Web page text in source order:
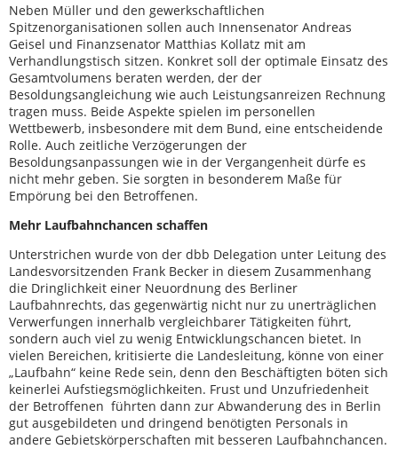
Neben Müller und den gewerkschaftlichen
Spitzenorganisationen sollen auch Innensenator Andreas
Geisel und Finanzsenator Matthias Kollatz mit am
Verhandlungstisch sitzen. Konkret soll der optimale Einsatz des
Gesamtvolumens beraten werden, der der
Besoldungsangleichung wie auch Leistungsanreizen Rechnung
tragen muss. Beide Aspekte spielen im personellen
Wettbewerb, insbesondere mit dem Bund, eine entscheidende
Rolle. Auch zeitliche Verzögerungen der
Besoldungsanpassungen wie in der Vergangenheit dürfe es
nicht mehr geben. Sie sorgten in besonderem Maße für
Empörung bei den Betroffenen.
Mehr Laufbahnchancen schaffen
Unterstrichen wurde von der dbb Delegation unter Leitung des
Landesvorsitzenden Frank Becker in diesem Zusammenhang
die Dringlichkeit einer Neuordnung des Berliner
Laufbahnrechts, das gegenwärtig nicht nur zu unerträglichen
Verwerfungen innerhalb vergleichbarer Tätigkeiten führt,
sondern auch viel zu wenig Entwicklungschancen bietet. In
vielen Bereichen, kritisierte die Landesleitung, könne von einer
„Laufbahn“ keine Rede sein, denn den Beschäftigten böten sich
keinerlei Aufstiegsmöglichkeiten. Frust und Unzufriedenheit
der Betroffenen führten dann zur Abwanderung des in Berlin
gut ausgebildeten und dringend benötigten Personals in
andere Gebietskörperschaften mit besseren Laufbahnchancen.